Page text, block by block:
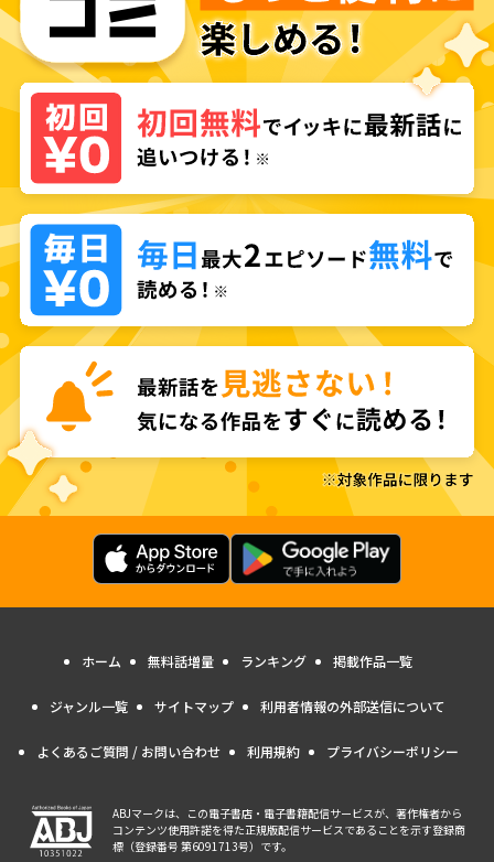
ホーム 無料話増量 ランキング 掲載作品一覧
ジャンル一覧 サイトマップ 利用者情報の外部送信について
よくあるご質問 / お問い合わせ 利用規約 プライバシーポリシー
ABJマークは、この電子書店・電子書籍配信サービスが、著作権者から
コンテンツ使用許諾を得た正規版配信サービスであることを示す登録商
標（登録番号 第6091713号）です。